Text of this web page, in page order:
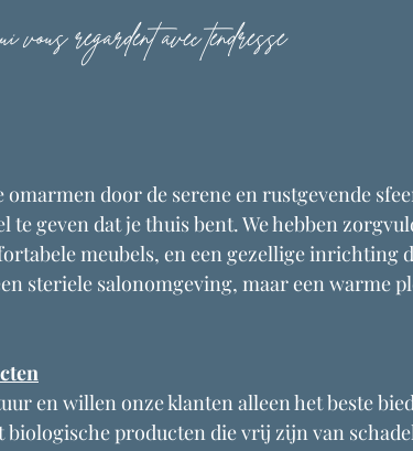
vous regardent avec tendresse
door de serene en rustgevende
te geven dat je thuis bent. We hebben
meubels, en een gezellige inrichting
steriele salonomgeving, maar een warme
en willen onze klanten alleen het beste
producten die vrij zijn van